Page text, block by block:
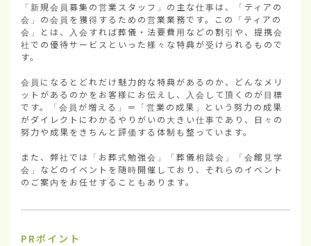
「新規会員募集の営業スタッフ」の主な仕事は、「ティアの
会」の会員を獲得するための営業業務です。この「ティアの
会」とは、入会すれば葬儀・法要費用などの割引や、提携会
社での優待サービスといった様々な特典が受けられるもので
す。
会員になるとどれだけ魅力的な特典があるのか、どんなメリ
ットがあるのかをお客様にお伝えし、入会して頂くのが目標
です。「会員が増える」＝「営業の成果」という努力の成果
がダイレクトにわかるやりがいの大きい仕事であり、日々の
努力や成果をきちんと評価する体制も整っています。
また、弊社では「お葬式勉強会」「葬儀相談会」「会館見学
会」などのイベントを随時開催しており、それらのイベント
のご案内をお任せすることもあります。
PRポイント